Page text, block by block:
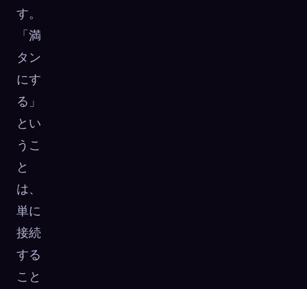
す。
「満
タン
にす
る」
とい
うこ
と
は、
単に
接続
する
こと